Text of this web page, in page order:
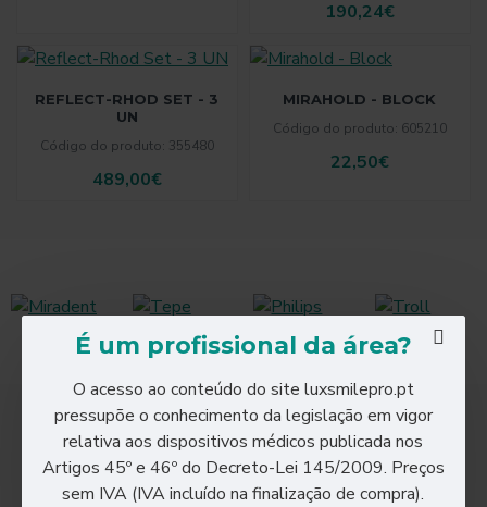
É um profissional da área?
O acesso ao conteúdo do site luxsmilepro.pt
pressupõe o conhecimento da legislação em vigor
relativa aos dispositivos médicos publicada nos
Artigos 45º e 46º do Decreto-Lei 145/2009. Preços
sem IVA (IVA incluído na finalização de compra).
190,24€
Código do produto: 355480
REFLECT-RHOD SET - 3
UN
489,00€
Código do produto: 605210
MIRAHOLD - BLOCK
22,50€
Informações
Sobre Nós